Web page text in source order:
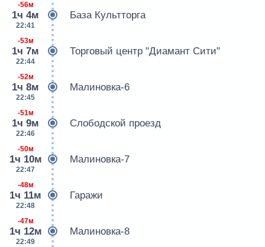
-56м
1ч 4м
22:41
База Культторга
-53м
1ч 7м
22:44
Торговый центр "Диамант Сити"
-52м
1ч 8м
22:45
Малиновка-6
-51м
1ч 9м
22:46
Слободской проезд
-50м
1ч 10м
22:47
Малиновка-7
-48м
1ч 11м
22:48
Гаражи
-47м
1ч 12м
22:49
Малиновка-8